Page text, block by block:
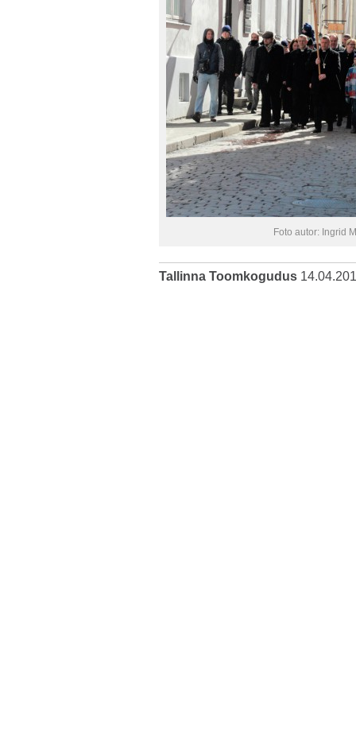
Foto autor: Ingrid
Tallinna Toomkogudus